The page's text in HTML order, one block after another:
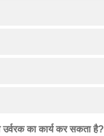
का कार्य कर सकता है?